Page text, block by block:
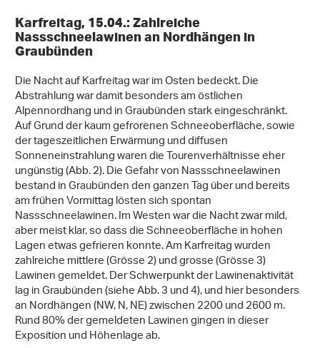
Karfreitag, 15.04.: Zahlreiche
Nassschneelawinen an Nordhängen in
Graubünden
Die Nacht auf Karfreitag war im Osten bedeckt. Die
Abstrahlung war damit besonders am östlichen
Alpennordhang und in Graubünden stark eingeschränkt.
Auf Grund der kaum gefrorenen Schneeoberfläche, sowie
der tageszeitlichen Erwärmung und diffusen
Sonneneinstrahlung waren die Tourenverhältnisse eher
ungünstig (Abb. 2). Die Gefahr von Nassschneelawinen
bestand in Graubünden den ganzen Tag über und bereits
am frühen Vormittag lösten sich spontan
Nassschneelawinen. Im Westen war die Nacht zwar mild,
aber meist klar, so dass die Schneeoberfläche in hohen
Lagen etwas gefrieren konnte. Am Karfreitag wurden
zahlreiche mittlere (Grösse 2) und grosse (Grösse 3)
Lawinen gemeldet. Der Schwerpunkt der Lawinenaktivität
lag in Graubünden (siehe Abb. 3 und 4), und hier besonders
an Nordhängen (NW, N, NE) zwischen 2200 und 2600 m.
Rund 80% der gemeldeten Lawinen gingen in dieser
Exposition und Höhenlage ab.